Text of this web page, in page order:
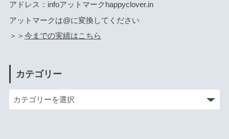
アドレス：infoアットマークhappyclover.in
アットマークは@に変換してください
＞＞ 今までの実績はこちら
カテゴリー